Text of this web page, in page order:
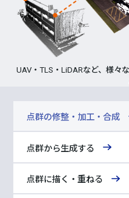
UAV・TLS・LiDARなど、様々
点群の修整・加工・合成
点群から生成する
点群に描く・重ねる